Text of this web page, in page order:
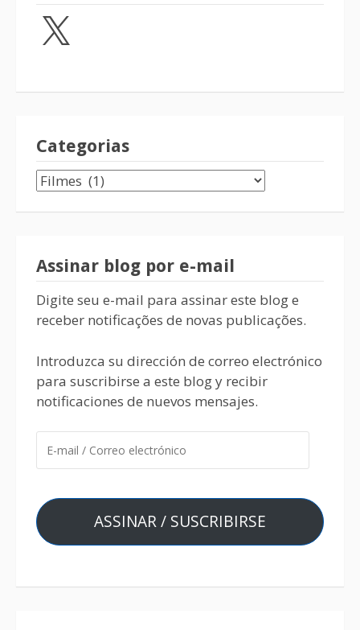
Categorias
Assinar blog por e-mail
Digite seu e-mail para assinar este blog e
receber notificações de novas publicações.
Introduzca su dirección de correo electrónico
para suscribirse a este blog y recibir
notificaciones de nuevos mensajes.
ASSINAR / SUSCRIBIRSE